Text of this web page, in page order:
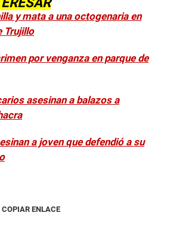
y mata a una octogenaria en
Trujillo
por venganza en parque de
asesinan a balazos a
a joven que defendió a su
COPIAR ENLACE